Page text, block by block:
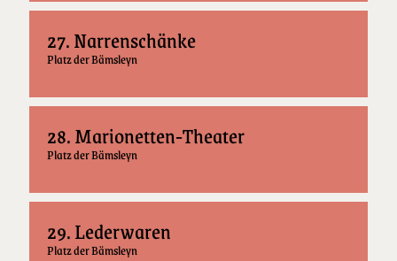
27. Narrenschänke
Platz der Bämsleyn
28. Marionetten-Theater
Platz der Bämsleyn
29. Lederwaren
Platz der Bämsleyn